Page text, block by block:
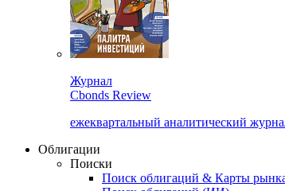
Журнал
Cbonds Review
ежеквартальный аналитический журнал